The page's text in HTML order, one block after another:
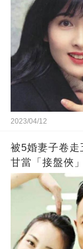
2023/04/12
被5婚妻子卷
甘當「接盤俠